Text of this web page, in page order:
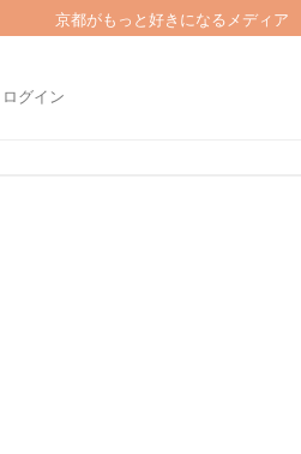
京都がもっと好きになるメディア
ログイン